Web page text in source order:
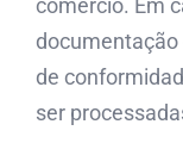
comércio. Em
de
ser